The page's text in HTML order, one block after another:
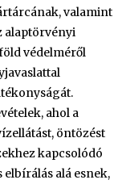
valamint
alaptörvényi
védelméről
ahol a
öntözést
kapcsolódó
alá esnek,